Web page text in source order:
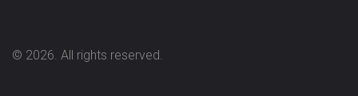
© 2026. All rights reserved.